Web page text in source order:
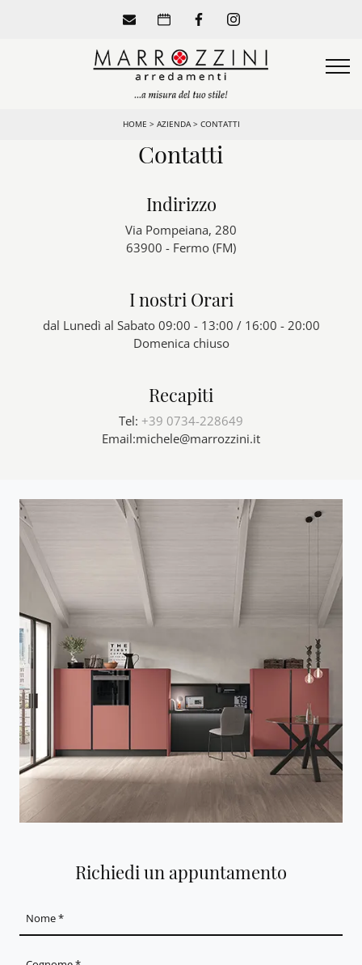
HOME > AZIENDA > CONTATTI
Contatti
Indirizzo
Via Pompeiana, 280
63900 - Fermo (FM)
I nostri Orari
dal Lunedì al Sabato 09:00 - 13:00 / 16:00 - 20:00
Domenica chiuso
Recapiti
Tel: +39 0734-228649
Email:michele@marrozzini.it
Richiedi un appuntamento